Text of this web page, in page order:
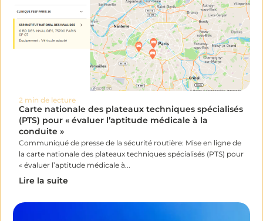
2 min de lecture
Carte nationale des plateaux techniques spécialisés
(PTS) pour « évaluer l’aptitude médicale à la
conduite »
Communiqué de presse de la sécurité routière: Mise en ligne de
la carte nationale des plateaux techniques spécialisés (PTS) pour
« évaluer l’aptitude médicale à...
Lire la suite